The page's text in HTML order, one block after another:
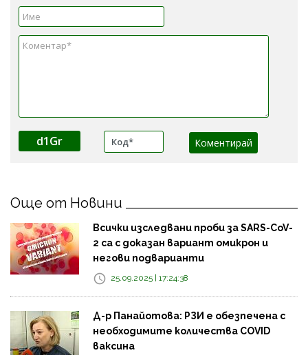
d1Gr
Още от Новини
Всички изследвани проби за SARS-CoV-
2 са с доказан вариант омикрон и
негови подварианти
25.09.2025 | 17:24:38
Д-р Панайотова: РЗИ е обезпечена с
необходимите количества COVID
ваксина